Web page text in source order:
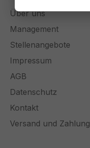
Über uns
Management
Stellenangebote
Impressum
AGB
Datenschutz
Kontakt
Versand und Zahlung